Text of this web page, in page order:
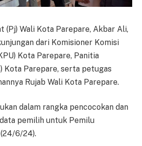
(Pj) Wali Kota Parepare, Akbar Ali,
dari Komisioner Komisi
Kota Parepare, Panitia
Kota Parepare, serta petugas
Rujab Wali Kota Parepare.
dalam rangka pencocokan dan
pemilih untuk Pemilu
6/24).